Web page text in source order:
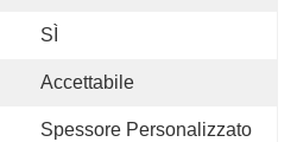
SÌ
Accettabile
Spessore Personalizzato